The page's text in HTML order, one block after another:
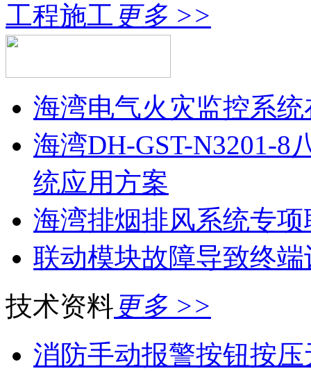
工程施工 更多 >>
海湾电气火灾监控系
海湾DH-GST-N3201-8
统应用方案
海湾排烟排风系统专
联动模块故障导致终
技术资料 更多 >>
消防手动报警按钮按